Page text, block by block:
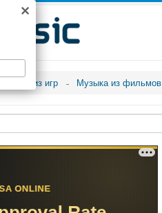
Музыка из игр Музыка из фильмов